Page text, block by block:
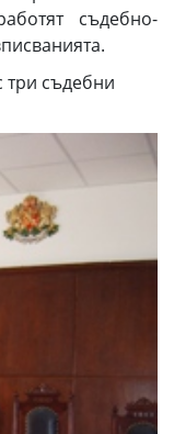
съдебно-
три съдебни